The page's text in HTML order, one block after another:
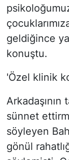
geldiğince
konuştu.
'Özel klinik
Arkadaşının
sünnet
söyleyen
gönül